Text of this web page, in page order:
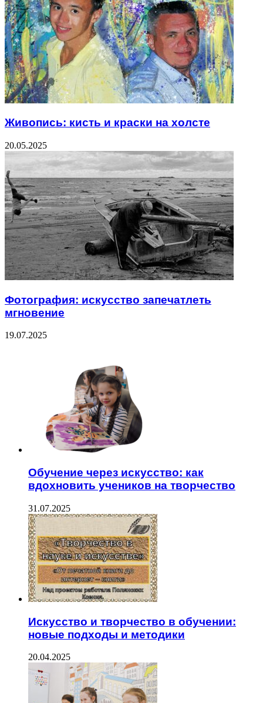
Живопись: кисть и краски на холсте
20.05.2025
Фотография: искусство запечатлеть
мгновение
19.07.2025
Обучение через искусство: как
вдохновить учеников на творчество
31.07.2025
Искусство и творчество в обучении:
новые подходы и методики
20.04.2025